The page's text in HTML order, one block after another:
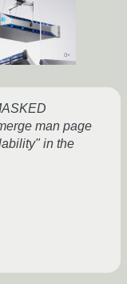
man page
in the